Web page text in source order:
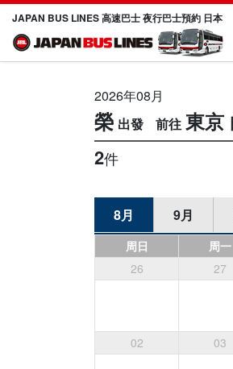
JAPAN BUS LINES 高速巴士 夜行巴士預約 日本
2026年08月
榮 東京
2件
8月 9月
周日 周一
26
27
02 03